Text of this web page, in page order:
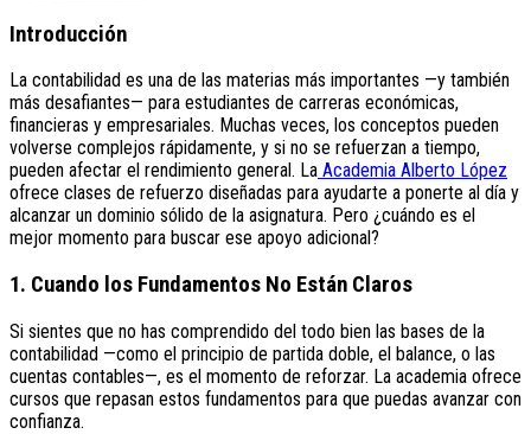
Introducción
La contabilidad es una de las materias más importantes —y también
más desafiantes— para estudiantes de carreras económicas,
financieras y empresariales. Muchas veces, los conceptos pueden
volverse complejos rápidamente, y si no se refuerzan a tiempo,
pueden afectar el rendimiento general. La Academia Alberto López
ofrece clases de refuerzo diseñadas para ayudarte a ponerte al día y
alcanzar un dominio sólido de la asignatura. Pero ¿cuándo es el
mejor momento para buscar ese apoyo adicional?
1. Cuando los Fundamentos No Están Claros
Si sientes que no has comprendido del todo bien las bases de la
contabilidad —como el principio de partida doble, el balance, o las
cuentas contables—, es el momento de reforzar. La academia ofrece
cursos que repasan estos fundamentos para que puedas avanzar con
confianza.